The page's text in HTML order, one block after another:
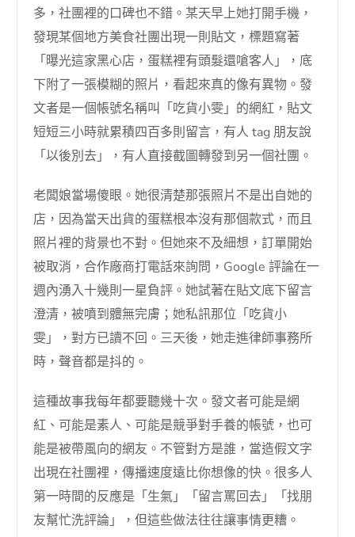
多，社團裡的口碑也不錯。某天早上她打開手機，
發現某個地方美食社團出現一則貼文，標題寫著
「曝光這家黑心店，蛋糕裡有頭髮還嗆客人」，底
下附了一張模糊的照片，看起來真的像有異物。發
文者是一個帳號名稱叫「吃貨小雯」的網紅，貼文
短短三小時就累積四百多則留言，有人 tag 朋友說
「以後別去」，有人直接截圖轉發到另一個社團。
老闆娘當場傻眼。她很清楚那張照片不是出自她的
店，因為當天出貨的蛋糕根本沒有那個款式，而且
照片裡的背景也不對。但她來不及細想，訂單開始
被取消，合作廠商打電話來詢問，Google 評論在一
週內湧入十幾則一星負評。她試著在貼文底下留言
澄清，被噴到體無完膚；她私訊那位「吃貨小
雯」，對方已讀不回。三天後，她走進律師事務所
時，聲音都是抖的。
這種故事我每年都要聽幾十次。發文者可能是網
紅、可能是素人、可能是競爭對手養的帳號，也可
能是被帶風向的網友。不管對方是誰，當造假文字
出現在社團裡，傳播速度遠比你想像的快。很多人
第一時間的反應是「生氣」「留言罵回去」「找朋
友幫忙洗評論」，但這些做法往往讓事情更糟。